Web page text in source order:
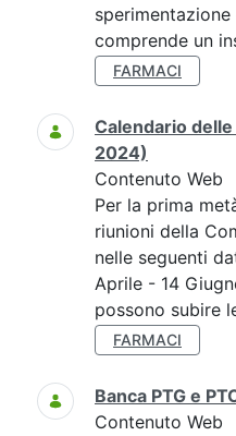
comprende un
FARMACI
Calendario
2024)
Contenuto Web
Per la prima
riunioni della
nelle seguenti
Aprile - 14
possono subire
FARMACI
Banca PTG e
Contenuto Web